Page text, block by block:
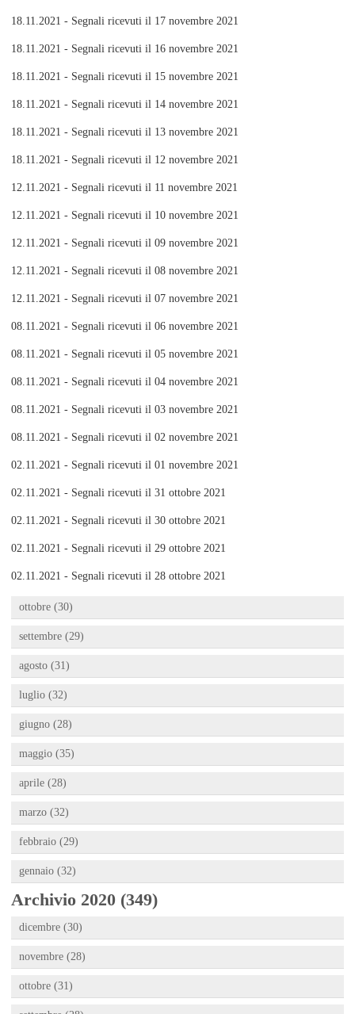
18.11.2021 - Segnali ricevuti il 17 novembre 2021
18.11.2021 - Segnali ricevuti il 16 novembre 2021
18.11.2021 - Segnali ricevuti il 15 novembre 2021
18.11.2021 - Segnali ricevuti il 14 novembre 2021
18.11.2021 - Segnali ricevuti il 13 novembre 2021
18.11.2021 - Segnali ricevuti il 12 novembre 2021
12.11.2021 - Segnali ricevuti il 11 novembre 2021
12.11.2021 - Segnali ricevuti il 10 novembre 2021
12.11.2021 - Segnali ricevuti il 09 novembre 2021
12.11.2021 - Segnali ricevuti il 08 novembre 2021
12.11.2021 - Segnali ricevuti il 07 novembre 2021
08.11.2021 - Segnali ricevuti il 06 novembre 2021
08.11.2021 - Segnali ricevuti il 05 novembre 2021
08.11.2021 - Segnali ricevuti il 04 novembre 2021
08.11.2021 - Segnali ricevuti il 03 novembre 2021
08.11.2021 - Segnali ricevuti il 02 novembre 2021
02.11.2021 - Segnali ricevuti il 01 novembre 2021
02.11.2021 - Segnali ricevuti il 31 ottobre 2021
02.11.2021 - Segnali ricevuti il 30 ottobre 2021
02.11.2021 - Segnali ricevuti il 29 ottobre 2021
02.11.2021 - Segnali ricevuti il 28 ottobre 2021
ottobre (30)
settembre (29)
agosto (31)
luglio (32)
giugno (28)
maggio (35)
aprile (28)
marzo (32)
febbraio (29)
gennaio (32)
Archivio 2020 (349)
dicembre (30)
novembre (28)
ottobre (31)